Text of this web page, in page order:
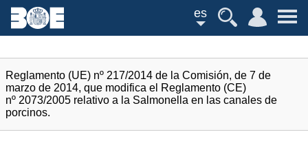
es
Reglamento (UE) nº 217/2014 de la Comisión, de 7 de
marzo de 2014, que modifica el Reglamento (CE)
nº 2073/2005 relativo a la Salmonella en las canales de
porcinos.